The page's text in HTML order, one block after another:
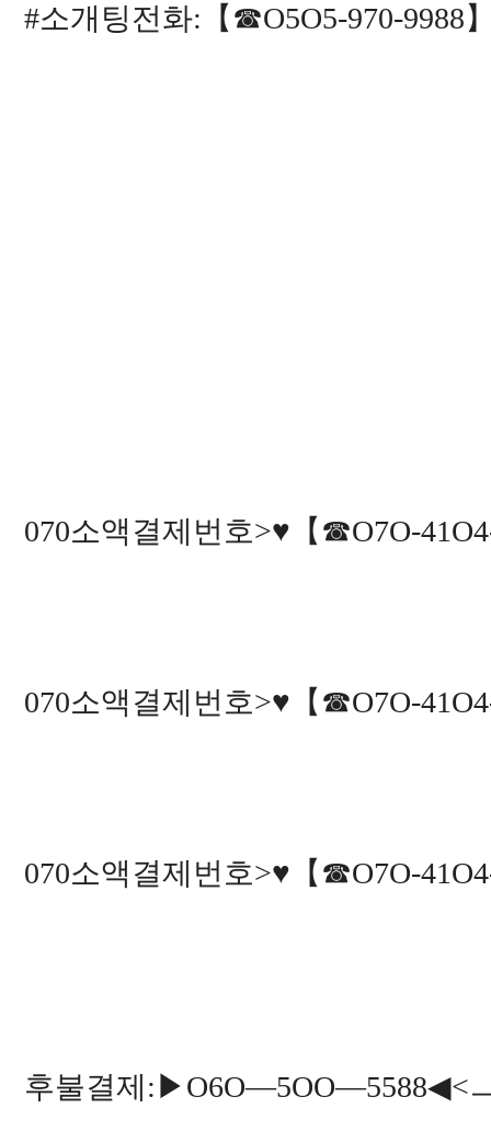
#소개팅전화:【☎O5O5-970-9988
070소액결제번호>♥【☎O7O-
070소액결제번호>♥【☎O7O-
070소액결제번호>♥【☎O7O-
후불결제:▶O6O―5OO―5588◀<